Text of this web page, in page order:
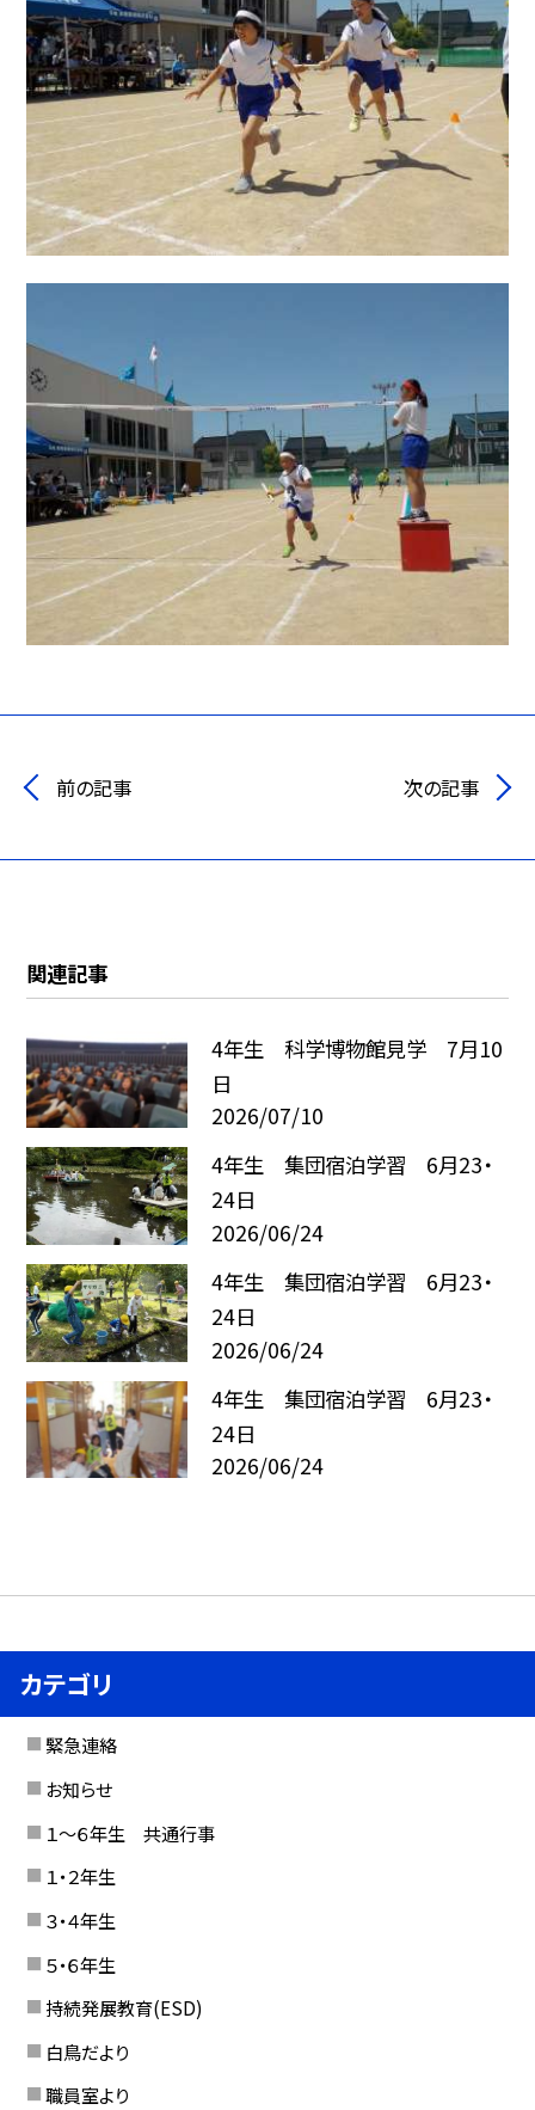
前の記事 次の記事
関連記事
4年生 科学博物館見学 7月10
日
2026/07/10
4年生 集団宿泊学習 6月23・
24日
2026/06/24
4年生 集団宿泊学習 6月23・
24日
2026/06/24
4年生 集団宿泊学習 6月23・
24日
2026/06/24
カテゴリ
緊急連絡
お知らせ
１〜６年生 共通行事
１・２年生
３・４年生
５・６年生
持続発展教育(ESD)
白鳥だより
職員室より